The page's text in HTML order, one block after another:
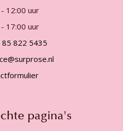
12:00 uur
17:00 uur
85 822 5435
pagina's